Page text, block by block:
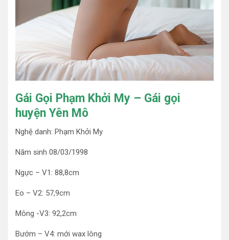
Gái Gọi Phạm Khởi My – Gái gọi
huyện Yên Mô
Nghệ danh: Phạm Khởi My
Năm sinh 08/03/1998
Ngực – V1: 88,8cm
Eo – V2: 57,9cm
Mông -V3: 92,2cm
Bướm – V4: mới wax lông